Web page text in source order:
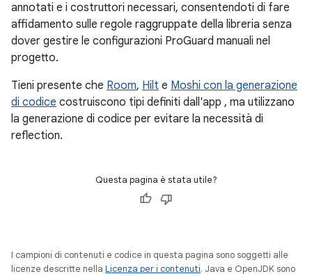
annotati e i costruttori necessari, consentendoti di fare
affidamento sulle regole raggruppate della libreria senza
dover gestire le configurazioni ProGuard manuali nel
progetto.
Tieni presente che Room, Hilt e Moshi con la generazione
di codice costruiscono tipi definiti dall'app , ma utilizzano
la generazione di codice per evitare la necessità di
reflection.
Questa pagina è stata utile?
I campioni di contenuti e codice in questa pagina sono soggetti alle
licenze descritte nella Licenza per i contenuti. Java e OpenJDK sono